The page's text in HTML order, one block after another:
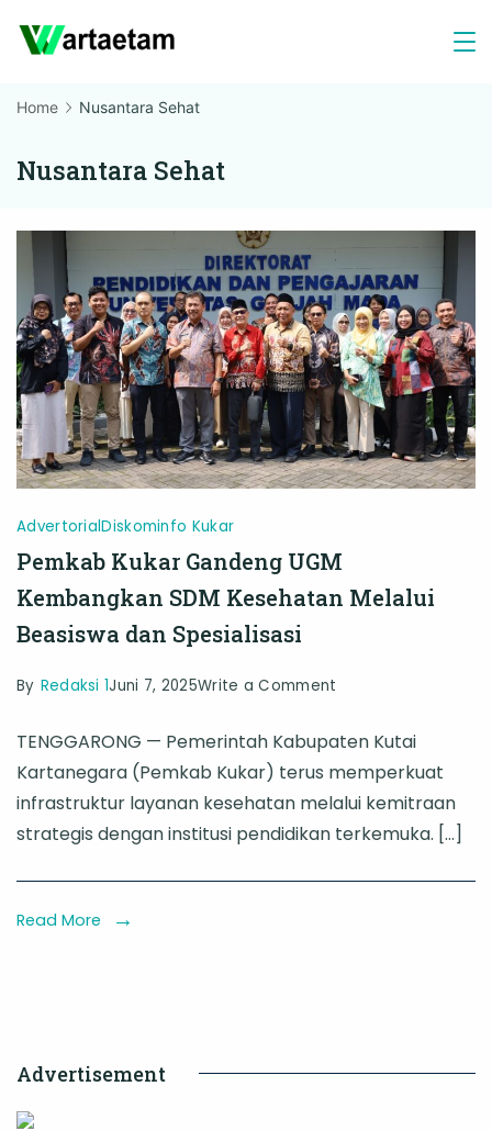
Home Nusantara Sehat
Nusantara Sehat
AdvertorialDiskominfo Kukar
Pemkab Kukar Gandeng UGM
Kembangkan SDM Kesehatan Melalui
Beasiswa dan Spesialisasi
By Redaksi 1Juni 7, 2025Write a Comment
Kukar
Gandeng
UGM
SDM
TENGGARONG — Pemerintah Kabupaten Kutai
Kartanegara (Pemkab Kukar) terus memperkuat
infrastruktur layanan kesehatan melalui kemitraan
strategis dengan institusi pendidikan terkemuka. […]
Read More
Advertisement